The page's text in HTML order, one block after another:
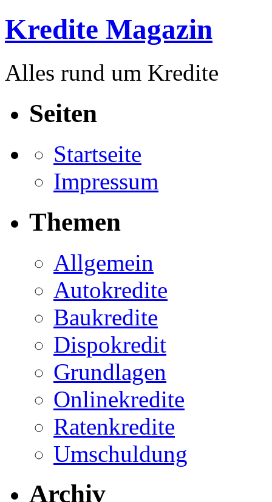
Kredite Magazin
Alles rund um Kredite
Seiten
Startseite
Impressum
Themen
Allgemein
Autokredite
Baukredite
Dispokredit
Grundlagen
Onlinekredite
Ratenkredite
Umschuldung
Archiv